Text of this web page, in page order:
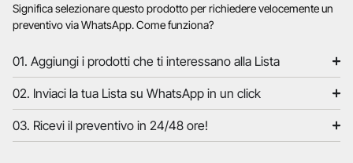
Significa selezionare questo prodotto per richiedere velocemente un
preventivo via WhatsApp. Come funziona?
01. Aggiungi i prodotti che ti interessano alla Lista
02. Inviaci la tua Lista su WhatsApp in un click
03. Ricevi il preventivo in 24/48 ore!